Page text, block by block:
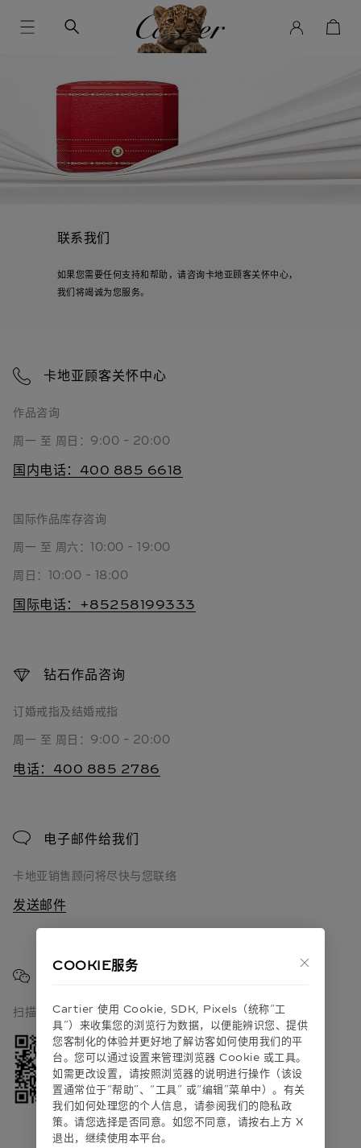
联系我们
如果您需要任何支持和帮助，请咨询卡地亚顾客关怀中心，
我们将竭诚为您服务。
卡地亚顾客关怀中心
作品咨询
周一 至 周日：9:00 - 20:00
国内电话：400 885 6618
国际作品库存咨询
周一 至 周六：10:00 - 19:00
周日：10:00 - 18:00
国际电话：+85258199333
钻石作品咨询
订婚戒指及结婚戒指
周一 至 周日：9:00 - 20:00
电话：400 885 2786
电子邮件给我们
卡地亚销售顾问将尽快与您联络
发送邮件
扫描卡地亚微信公众号联系我们
COOKIE服务
Cartier 使⽤ Cookie, SDK, Pixels（统称“⼯
具”）来收集您的浏览⾏为数据，以便能辨识您、提供
您客制化的体验并更好地了解访客如何使⽤我们的平
台。您可以通过设置来管理浏览器 Cookie 或⼯具。
如需更改设置，请按照浏览器的说明进⾏操作（该设
置通常位于“帮助”、“⼯具” 或“编辑”菜单中）。有关
我们如何处理您的个⼈信息，请参阅我们的隐私政
策。请您选择是否同意。如您不同意，请按右上⽅ X
退出，继续使⽤本平台。